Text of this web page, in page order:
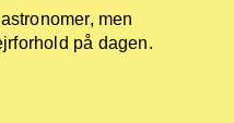
men
på dagen.